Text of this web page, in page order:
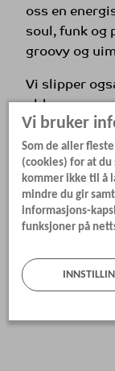
oss en
soul, funk og
groovy og
Vi slipper
aldersgrense
Blåsemafiani
Vi bruker
Som de aller
(cookies) for at
kommer ikke til å
mindre du gir
informasjons-
funksjoner på